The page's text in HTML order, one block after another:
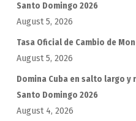
Santo Domingo 2026
August 5, 2026
Tasa Oficial de Cambio de
August 5, 2026
Domina Cuba en salto largo y
Santo Domingo 2026
August 4, 2026